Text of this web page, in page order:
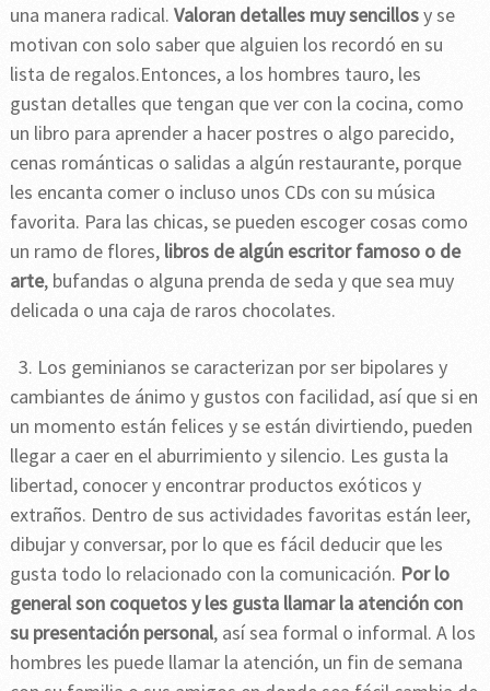
una manera radical. Valoran detalles muy sencillosy se
motivan con solo saber que alguien los recordó en su
lista de regalos.Entonces, a los hombres tauro, les
gustan detalles que tengan que ver con la cocina, como
un libro para aprender a hacer postres o algo parecido,
cenas románticas o salidas a algún restaurante, porque
les encanta comer o incluso unos CDs con su música
favorita. Para las chicas, se pueden escoger cosas como
un ramo de flores,libros de algún escritor famoso o de
arte, bufandas o alguna prenda de seda y que sea muy
delicada o una caja de raros chocolates.
3. Los geminianos se caracterizan por ser bipolares y
cambiantes de ánimo y gustos con facilidad, así que si en
un momento están felices y se están divirtiendo, pueden
llegar a caer en el aburrimiento y silencio. Les gusta la
libertad, conocer y encontrar productos exóticos y
extraños. Dentro de sus actividades favoritas están leer,
dibujar y conversar, por lo que es fácil deducir que les
gusta todo lo relacionado con la comunicación. Por lo
general son coquetos y les gusta llamar la atención con
su presentación personal, así sea formal o informal. A los
hombres les puede llamar la atención, un fin de semana